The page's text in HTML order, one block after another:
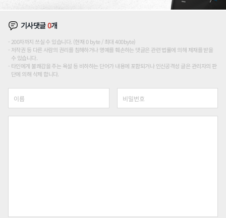
기사댓글0개
200자까지 쓰실 수 있습니다. (현재 0 byte / 최대 400byte)
저작권 등 다른 사람의 권리를 침해하거나 명예를 훼손하는 댓글은 관련 법률에 의해 제재를 받을
수 있습니다.
타인에게 불쾌감을 주는 욕설 등 비하하는 단어가 내용에 포함되거나 인신공격성 글은 관리자의 판
단에 의해 삭제 합니다.